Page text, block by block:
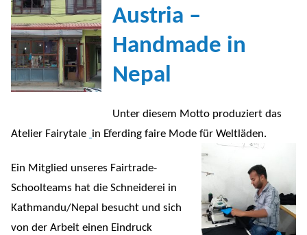
Austria –
Handmade in
Nepal
Unter diesem Motto produziert das
Atelier Fairytale in Eferding faire Mode für Weltläden.
Ein Mitglied unseres Fairtrade-
Schoolteams hat die Schneiderei in
Kathmandu/Nepal besucht und sich
von der Arbeit einen Eindruck